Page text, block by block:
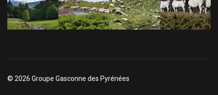
© 2026 Groupe Gasconne des Pyrénées